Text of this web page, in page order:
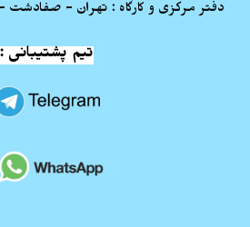
دفتر مرکزی و کارگاه : تهران - صفادشت - خیابان 13
تیم پشتیبانی :